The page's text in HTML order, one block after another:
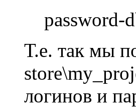
password-
Т.е. так мы
логинов и